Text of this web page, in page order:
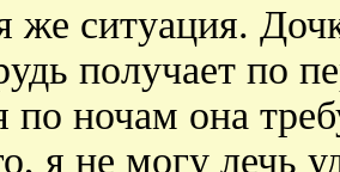
же ситуация.
получает по
по ночам она
я не могу лечь